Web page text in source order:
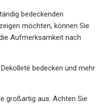
bedeckenden
möchten, können Sie
Aufmerksamkeit nach
bedecken und mehr
großartig aus. Achten Sie